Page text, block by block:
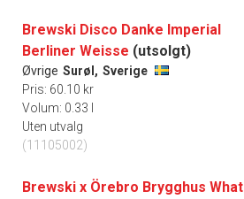
Brewski Disco Danke Imperial
Berliner Weisse (utsolgt)
Øvrige Surøl, Sverige
Pris: 60.10 kr
Volum: 0.33 l
Uten utvalg
(11105002)
Brewski x Örebro Brygghus What